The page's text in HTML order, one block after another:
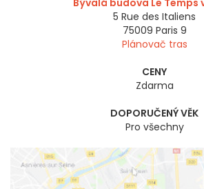
5 Rue des Italiens
75009 Paris 9
Plánovač tras
CENY
Zdarma
DOPORUČENÝ VĚK
Pro všechny